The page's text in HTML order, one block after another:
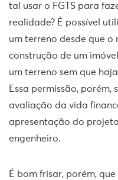
tal usar o FGTS para
realidade? É possível
um terreno desde que
construção de um
um terreno sem que
Essa permissão, porém,
avaliação da vida
apresentação do
engenheiro.
É bom frisar, porém,